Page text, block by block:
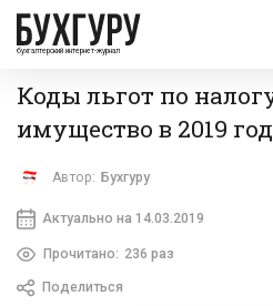
бухгалтерский интернет-журнал
Коды льгот по
имущество в 2019
Автор: Бухгуру
Актуально на 14.03.2019
Прочитано: 236 раз
Поделиться